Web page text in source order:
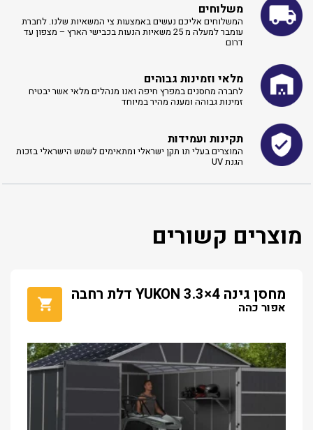
משלוחים
המשלוחים אליכם נעשים באמצעות צי המשאיות שלנו. לחברת
עומבר למעלה מ 25 משאיות הנעות בכבישי הארץ – מצפון עד
דרום
מלאי וזמינות גבוהים
לחברה מחסנים במפרץ חיפה ואנו מנהלים מלאי אשר יבטיח
זמינות גבוהה ומענה מהיר במיוחד
תקינות ועמידות
המוצרים בעלי תו תקן ישראלי ומתאימים לשמש הישראלי בזכות
הגנת UV
מוצרים קשורים
מחסן גינה YUKON 3.3×4 דלת רחבה
אפור כהה